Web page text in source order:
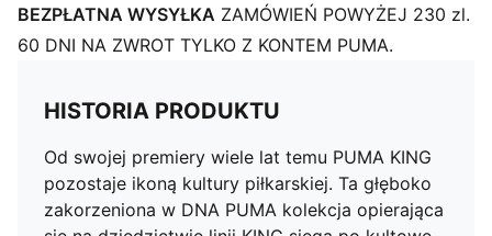
BEZPŁATNA WYSYŁKA ZAMÓWIEŃ POWYŻEJ 230 zl.
60 DNI NA ZWROT TYLKO Z KONTEM PUMA.
HISTORIA PRODUKTU
Od swojej premiery wiele lat temu PUMA KING
pozostaje ikoną kultury piłkarskiej. Ta głęboko
zakorzeniona w DNA PUMA kolekcja opierająca